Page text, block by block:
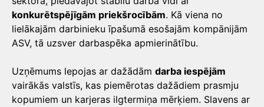
konkurētspējīgām priekšrocībām. Kā viena no
lielākajām darbinieku īpašumā esošajām kompānijām
ASV, tā uzsver darbaspēka apmierinātību.
Uzņēmums lepojas ar dažādām darba iespējām
vairākās valstīs, kas piemērotas dažādiem prasmju
kopumiem un karjeras ilgtermiņa mērķiem. Slavens ar